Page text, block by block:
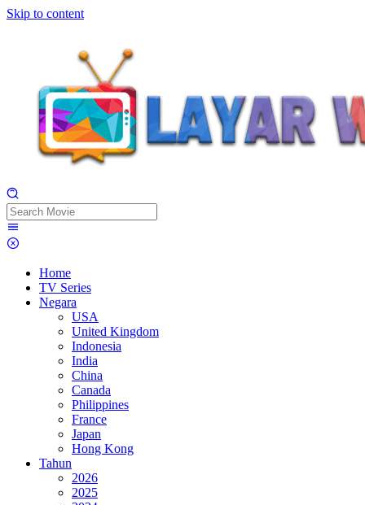
Skip to content
Home
TV Series
Negara
USA
United Kingdom
Indonesia
India
China
Canada
Philippines
France
Japan
Hong Kong
Tahun
2026
2025